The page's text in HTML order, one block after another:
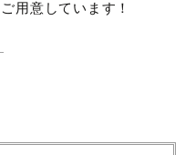
用意しています！